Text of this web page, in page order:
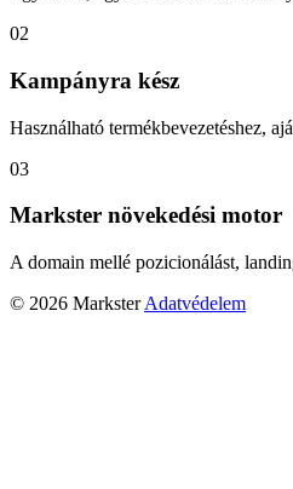
02
Kampányra kész
Használható termékbevezetéshez,
03
Markster növekedési motor
A domain mellé pozicionálást,
© 2026 Markster Adatvédelem